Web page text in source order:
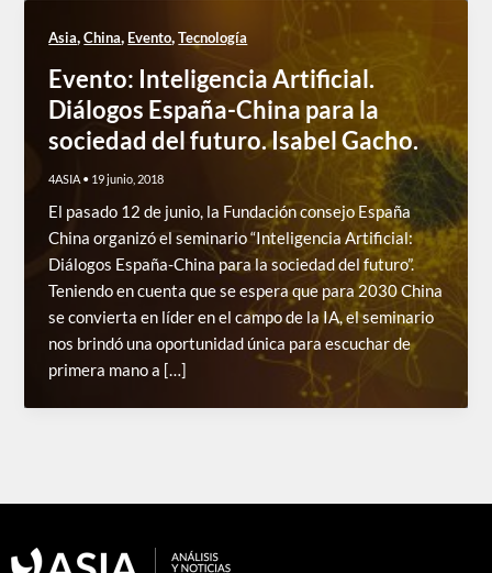
Asia,China, Evento,Tecnología
Evento: Inteligencia Artificial.
Diálogos España-China para la
sociedad del futuro. Isabel Gacho.
4ASIA • 19 junio, 2018
El pasado 12 de junio, la Fundación consejo España
China organizó el seminario “Inteligencia Artificial:
Diálogos España-China para la sociedad del futuro”.
Teniendo en cuenta que se espera que para 2030 China
se convierta en líder en el campo de la IA, el seminario
nos brindó una oportunidad única para escuchar de
primera mano a […]